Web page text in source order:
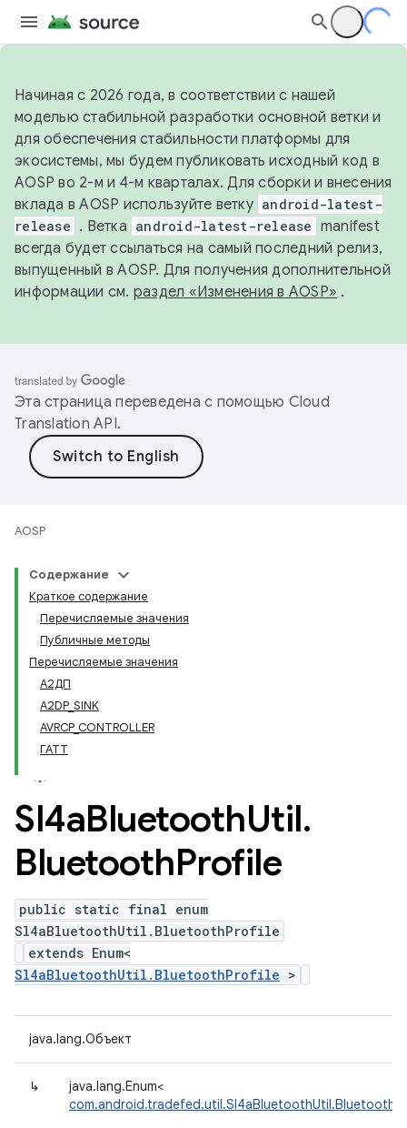
Начиная с 2026 года, в соответствии с нашей
моделью стабильной разработки основной ветки и
для обеспечения стабильности платформы для
экосистемы, мы будем публиковать исходный код в
AOSP во 2-м и 4-м кварталах. Для сборки и внесения
вклада в AOSP используйте ветку android-latest-
release . Ветка android-latest-release manifest
всегда будет ссылаться на самый последний релиз,
выпущенный в AOSP. Для получения дополнительной
информации см. раздел «Изменения в AOSP» .
Эта страница переведена с помощью Cloud
Translation API.
AOSP
Содержание
Краткое содержание
Перечисляемые значения
Публичные методы
Перечисляемые значения
А2ДП
A2DP_SINK
AVRCP_CONTROLLER
ГАТТ
Sl4aBluetoothUtil.
BluetoothProfile
public static final enum
Sl4aBluetoothUtil.BluetoothProfile
extends Enum<
Sl4aBluetoothUtil.BluetoothProfile >
java.lang.Объект
↳
java.lang.Enum<